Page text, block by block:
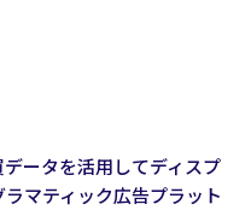
ータを活用してディスプ
マティック広告プラット